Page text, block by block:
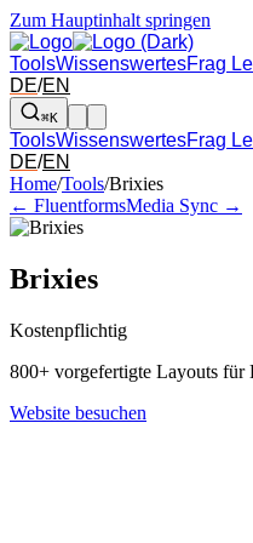
Zum Hauptinhalt springen
ToolsWissenswertesFrag
DE/EN
⌘K
ToolsWissenswertesFrag
DE/EN
Pfeil links und rechts: zum
Home/Tools/Brixies
← FluentformsMedia Sync →
Brixies
Kostenpflichtig
800+ vorgefertigte Layouts
Website besuchen